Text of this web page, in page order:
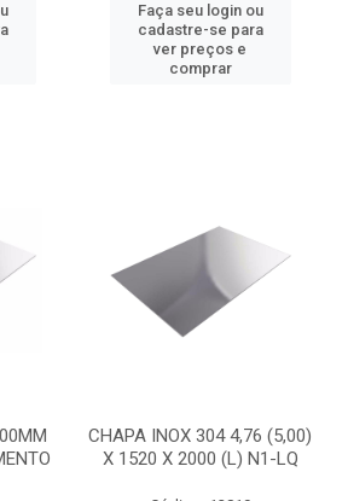
Faça seu login ou
cadastre-se para
ver preços e
comprar
CHAPA INOX 304 4,76 (5,00)
X 1520 X 2000 (L) N1-LQ